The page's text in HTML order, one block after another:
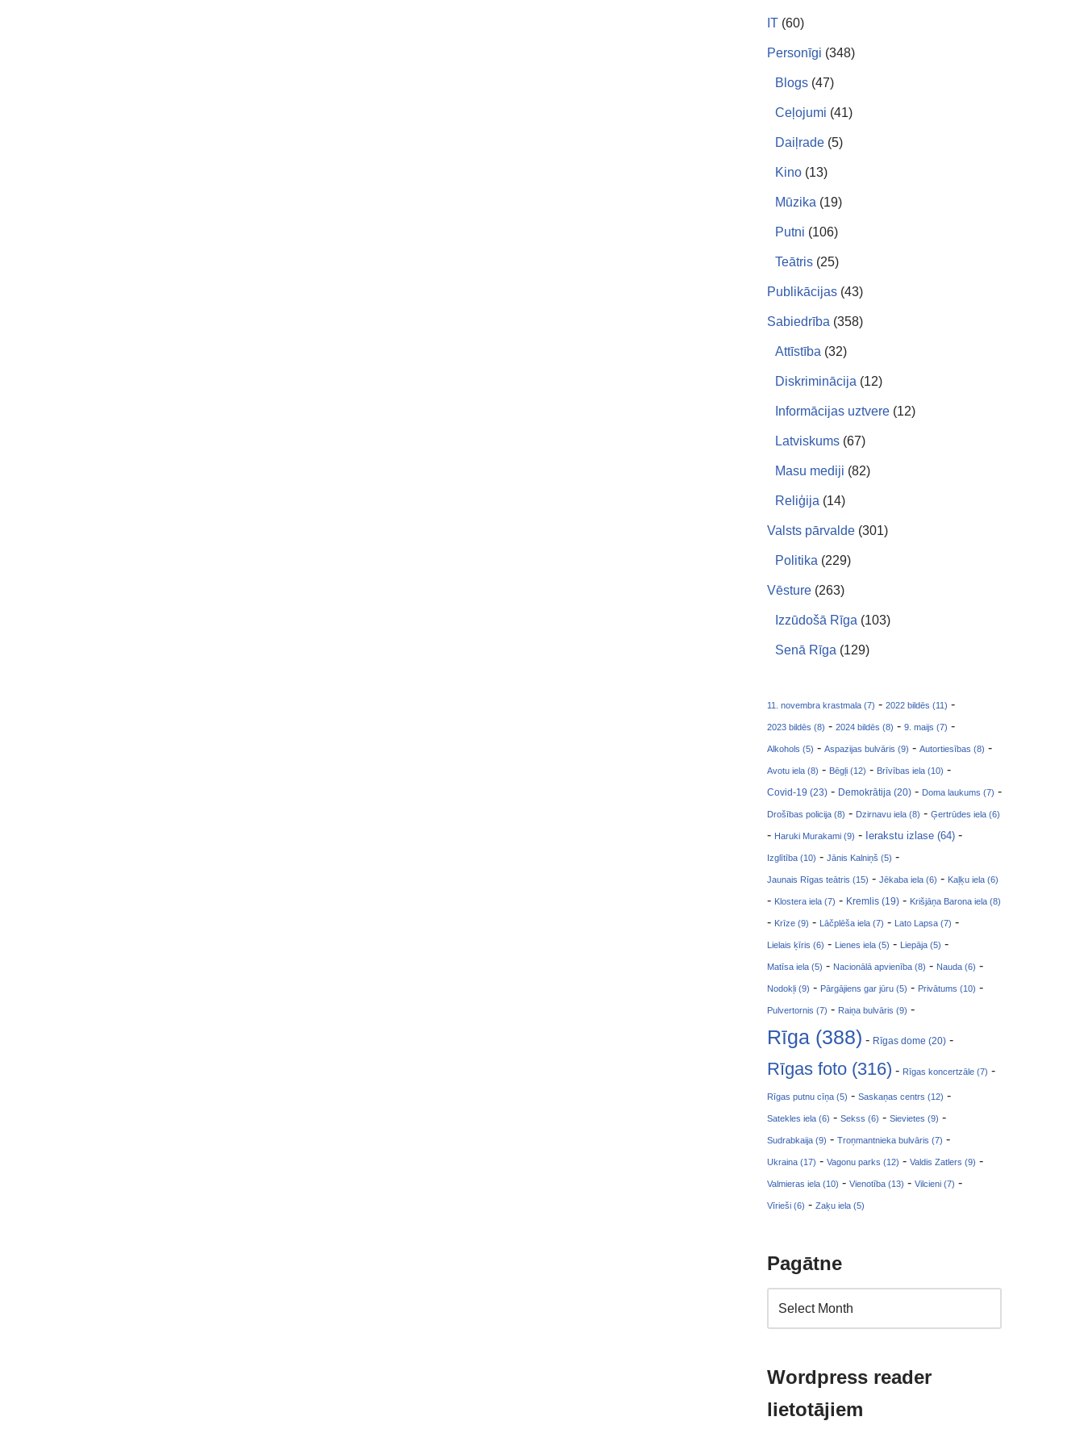
IT (60)
Personīgi (348)
Blogs (47)
Ceļojumi (41)
Daiļrade (5)
Kino (13)
Mūzika (19)
Putni (106)
Teātris (25)
Publikācijas (43)
Sabiedrība (358)
Attīstība (32)
Diskriminācija (12)
Informācijas uztvere (12)
Latviskums (67)
Masu mediji (82)
Reliģija (14)
Valsts pārvalde (301)
Politika (229)
Vēsture (263)
Izzūdošā Rīga (103)
Senā Rīga (129)
11. novembra krastmala (7) - 2022 bildēs (11) -
2023 bildēs (8) - 2024 bildēs (8) - 9. maijs (7) -
Alkohols (5) - Aspazijas bulvāris (9) - Autortiesības (8) -
Avotu iela (8) - Bēgļi (12) - Brīvības iela (10) -
Covid-19 (23) - Demokrātija (20) - Doma laukums (7) -
Drošības policija (8) - Dzirnavu iela (8) - Ģertrūdes iela (6)
- Haruki Murakami (9) - Ierakstu izlase (64) -
Izglītība (10) - Jānis Kalniņš (5) -
Jaunais Rīgas teātris (15) - Jēkaba iela (6) - Kaļķu iela (6)
- Klostera iela (7) - Kremlis (19) - Krišjāņa Barona iela (8)
- Krīze (9) - Lāčplēša iela (7) - Lato Lapsa (7) -
Lielais ķīris (6) - Lienes iela (5) - Liepāja (5) -
Matīsa iela (5) - Nacionālā apvienība (8) - Nauda (6) -
Nodokļi (9) - Pārgājiens gar jūru (5) - Privātums (10) -
Pulvertornis (7) - Raiņa bulvāris (9) -
Rīga (388) - Rīgas dome (20) -
Rīgas foto (316) - Rīgas koncertzāle (7) -
Rīgas putnu cīņa (5) - Saskaņas centrs (12) -
Satekles iela (6) - Sekss (6) - Sievietes (9) -
Sudrabkaija (9) - Troņmantnieka bulvāris (7) -
Ukraina (17) - Vagonu parks (12) - Valdis Zatlers (9) -
Valmieras iela (10) - Vienotība (13) - Vilcieni (7) -
Vīrieši (6) - Zaķu iela (5)
Pagātne
Wordpress reader
lietotājiem